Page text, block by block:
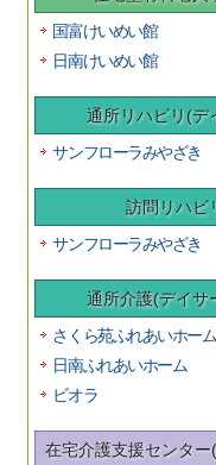
国富けいめい館
日南けいめい館
通所リハビリ(デ
サンフローラみやざき
訪問リハビ
サンフローラみやざき
通所介護(デイサ
さくら苑ふれあいホーム
日南ふれあいホーム
ビオラ
在宅介護支援センター